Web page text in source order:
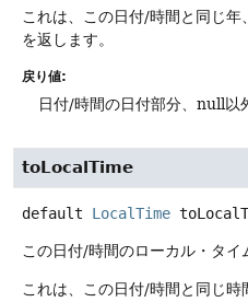
これは、この日付/時間と同じ
を返します。
戻り値:
日付/時間の日付部分、null以
toLocalTime
default LocalTime
この日付/時間のローカル・タイ
これは、この日付/時間と同じ